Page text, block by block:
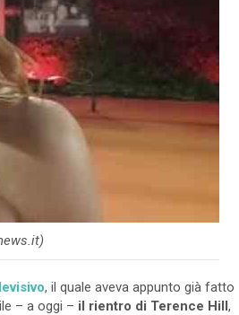
, il quale aveva appunto già fatto
– a oggi – il rientro di Terence Hill,